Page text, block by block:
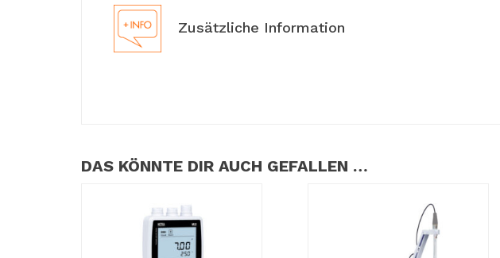
Zusätzliche Information
DAS KÖNNTE DIR AUCH GEFALLEN …